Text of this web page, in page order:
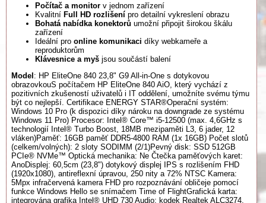
Počítač a monitor v jednom zařízení
Kvalitní Full HD rozlišení pro detailní vykreslení obrazu
Bohatá nabídka konektorů umožní připojit širokou škálu
zařízení
Ideální pro online komunikaci díky webkameře a
reproduktorům
Klávesnice a myš jsou součástí balení
Model : HP EliteOne 840 23,8" G9 All-in-One s dotykovou
obrazovkouS počítačem HP EliteOne 840 AiO, který vychází z
pozitivních zkušeností uživatelů i IT oddělení, umožníte svému týmu
být co nejlepší. Certifikace ENERGY STAR®Operační systém:
Windows 10 Pro (k dispozici díky nároku na downgrade ze systému
Windows 11 Pro) Procesor: Intel® Core™ i5-12500 (max. 4,6GHz s
technologií Intel® Turbo Boost, 18MB mezipaměti L3, 6 jader, 12
vláken)Paměť: 16GB paměť DDR5-4800 RAM (1x 16GB) Počet slotů
(celkem/volných): 2 sloty SODIMM (2/1)Pevný disk: SSD 512GB
PCIe® NVMe™ Optická mechanika: Ne Čtečka paměťových karet:
AnoDisplej: 60,5cm (23,8") dotykový displej IPS s rozlišením FHD
(1920x1080), antireflexní úpravou, 250 nity a 72% NTSC Kamera:
5Mpx infračervená kamera FHD pro rozpoznávání obličeje pomocí
funkce Windows Hello se snímačem Time of FlightGrafická karta:
integrována grafika Intel® UHD 730 Audio: kodek Realtek ALC3274,